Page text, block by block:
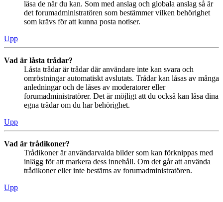
läsa de när du kan. Som med anslag och globala anslag så är
det forumadministratören som bestämmer vilken behörighet
som krävs för att kunna posta notiser.
Upp
Vad är låsta trådar?
Låsta trådar är trådar där användare inte kan svara och
omröstningar automatiskt avslutats. Trådar kan låsas av många
anledningar och de låses av moderatorer eller
forumadministratörer. Det är möjligt att du också kan låsa dina
egna trådar om du har behörighet.
Upp
Vad är trådikoner?
Trådikoner är användarvalda bilder som kan förknippas med
inlägg för att markera dess innehåll. Om det går att använda
trådikoner eller inte bestäms av forumadministratören.
Upp